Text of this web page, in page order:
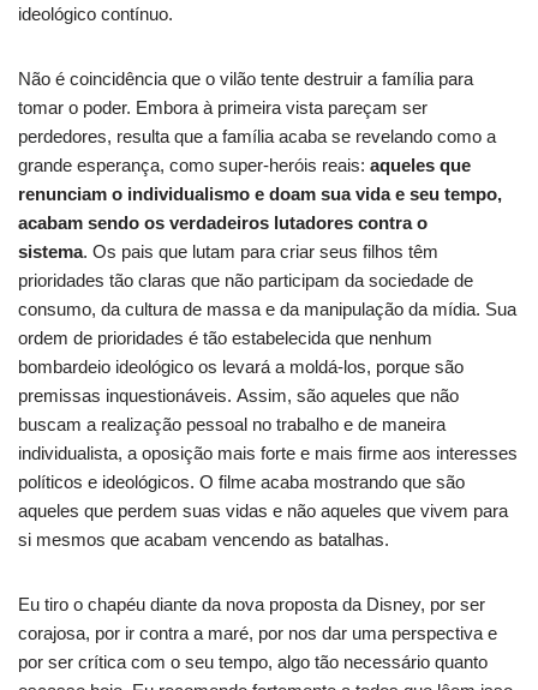
ideológico contínuo.
Não é coincidência que o vilão tente destruir a família para
tomar o poder. Embora à primeira vista pareçam ser
perdedores, resulta que a família acaba se revelando como a
grande esperança, como super-heróis reais: aqueles que
renunciam o individualismo e doam sua vida e seu tempo,
acabam sendo os verdadeiros lutadores contra o
sistema. Os pais que lutam para criar seus filhos têm
prioridades tão claras que não participam da sociedade de
consumo, da cultura de massa e da manipulação da mídia. Sua
ordem de prioridades é tão estabelecida que nenhum
bombardeio ideológico os levará a moldá-los, porque são
premissas inquestionáveis. Assim, são aqueles que não
buscam a realização pessoal no trabalho e de maneira
individualista, a oposição mais forte e mais firme aos interesses
políticos e ideológicos. O filme acaba mostrando que são
aqueles que perdem suas vidas e não aqueles que vivem para
si mesmos que acabam vencendo as batalhas.
Eu tiro o chapéu diante da nova proposta da Disney, por ser
corajosa, por ir contra a maré, por nos dar uma perspectiva e
por ser crítica com o seu tempo, algo tão necessário quanto